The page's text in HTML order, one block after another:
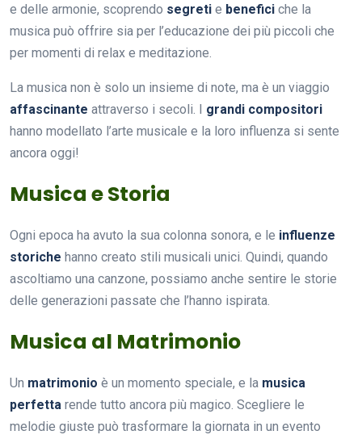
e delle armonie, scoprendo segreti e benefici che la
musica può offrire sia per l’educazione dei più piccoli che
per momenti di relax e meditazione.
La musica non è solo un insieme di note, ma è un viaggio
affascinante attraverso i secoli. I grandi compositori
hanno modellato l’arte musicale e la loro influenza si sente
ancora oggi!
Musica e Storia
Ogni epoca ha avuto la sua colonna sonora, e le influenze
storiche hanno creato stili musicali unici. Quindi, quando
ascoltiamo una canzone, possiamo anche sentire le storie
delle generazioni passate che l’hanno ispirata.
Musica al Matrimonio
Un matrimonio è un momento speciale, e la musica
perfetta rende tutto ancora più magico. Scegliere le
melodie giuste può trasformare la giornata in un evento